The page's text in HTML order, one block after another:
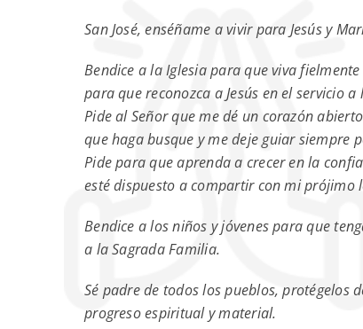
San José, enséñame a vivir para Jesús y
Bendice a la Iglesia para que viva
para que reconozca a Jesús en el servicio a
Pide al Señor que me dé un corazón
que haga busque y me deje guiar siempre
Pide para que aprenda a crecer en la
esté dispuesto a compartir con mi prójimo
Bendice a los niños y jóvenes para que
a la Sagrada Familia.
Sé padre de todos los pueblos, protégelos
progreso espiritual y material.